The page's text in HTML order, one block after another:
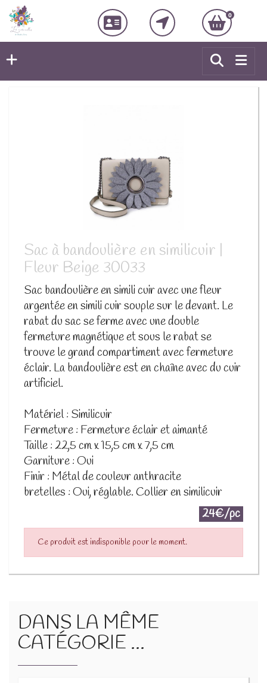
0
Sac à bandoulière en similicuir |
Fleur Beige 30033
Sac bandoulière en simili cuir avec une fleur
argentée en simili cuir souple sur le devant. Le
rabat du sac se ferme avec une double
fermeture magnétique et sous le rabat se
trouve le grand compartiment avec fermeture
éclair. La bandoulière est en chaîne avec du cuir
artificiel.
Matériel : Similicuir
Fermeture : Fermeture éclair et aimanté
Taille : 22,5 cm x 15,5 cm x 7,5 cm
Garniture : Oui
Finir : Métal de couleur anthracite
bretelles : Oui, réglable. Collier en similicuir
24€/pc
Ce produit est indisponible pour le moment.
DANS LA MÊME
CATÉGORIE ...